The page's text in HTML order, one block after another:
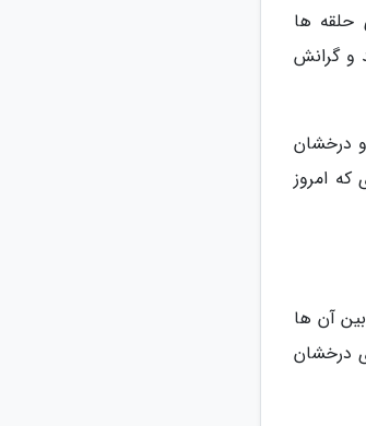
حلقه ها
و گرانش
و درخشان
امروز
آن ها
درخشان